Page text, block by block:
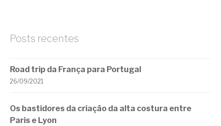
Posts recentes
Road trip da França para Portugal
26/09/2021
Os bastidores da criação da alta costura entre
Paris e Lyon